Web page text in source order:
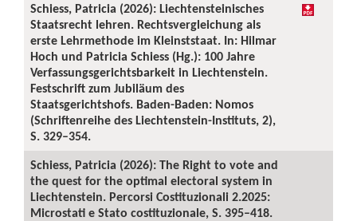
Schiess, Patricia (2026): Liechtensteinisches
Staatsrecht lehren. Rechtsvergleichung als
erste Lehrmethode im Kleinststaat. In: Hilmar
Hoch und Patricia Schiess (Hg.): 100 Jahre
Verfassungsgerichtsbarkeit in Liechtenstein.
Festschrift zum Jubiläum des
Staatsgerichtshofs. Baden-Baden: Nomos
(Schriftenreihe des Liechtenstein-Instituts, 2),
S. 329–354.
Schiess, Patricia (2026): The Right to vote and
the quest for the optimal electoral system in
Liechtenstein. Percorsi Costituzionali 2.2025:
Microstati e Stato costituzionale, S. 395–418.